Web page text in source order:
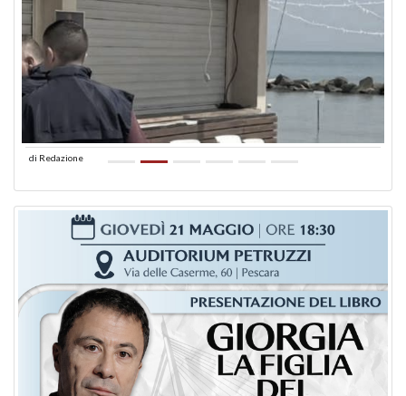
di Redazione